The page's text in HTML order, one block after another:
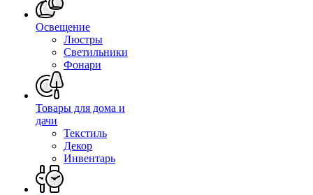
Освещение
Люстры
Светильники
Фонари
Товары для дома и
дачи
Текстиль
Декор
Инвентарь